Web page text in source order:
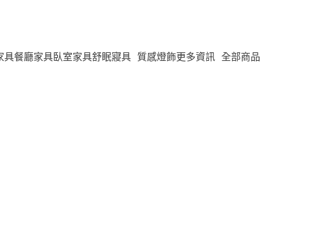
o
具餐廳家具臥室家具舒眠寢具 質感燈飾更多資訊 全部商品